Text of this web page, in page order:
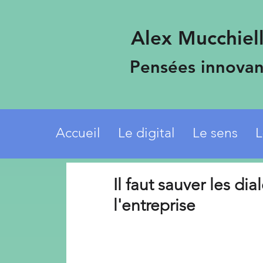
Alex
Pensées
Accueil Le digital Le sens
Il faut sauver les
l'entreprise